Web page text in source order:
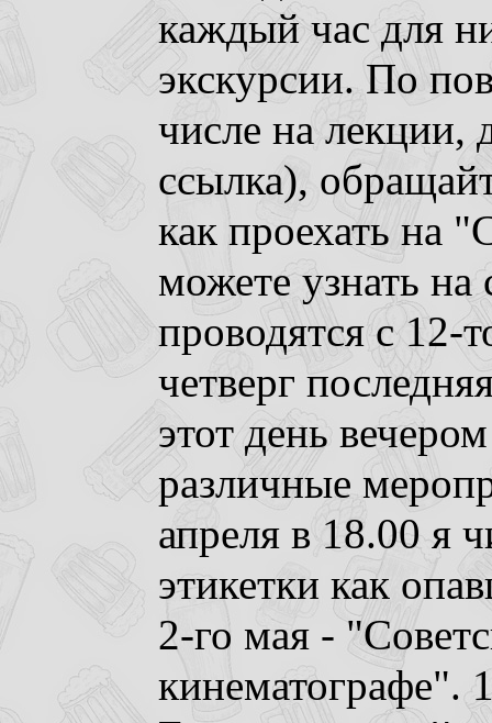
каждый час для
экскурсии. По
числе на лекции,
ссылка),
как проехать на
можете узнать
проводятся с 12-
четверг
этот день
различные
апреля в 18.00 я
этикетки как
2-го мая -
кинематографе".